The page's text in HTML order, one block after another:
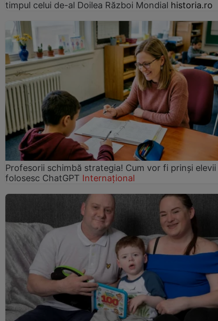
timpul celui de-al Doilea Război Mondial historia.ro
Profesorii schimbă strategia! Cum vor fi prinși elevii
folosesc ChatGPT Internațional